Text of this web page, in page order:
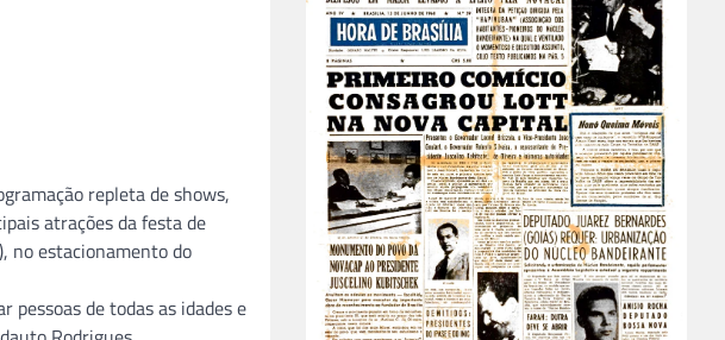
repleta de shows,
atrações da festa de
no estacionamento do
pessoas de todas as idades e